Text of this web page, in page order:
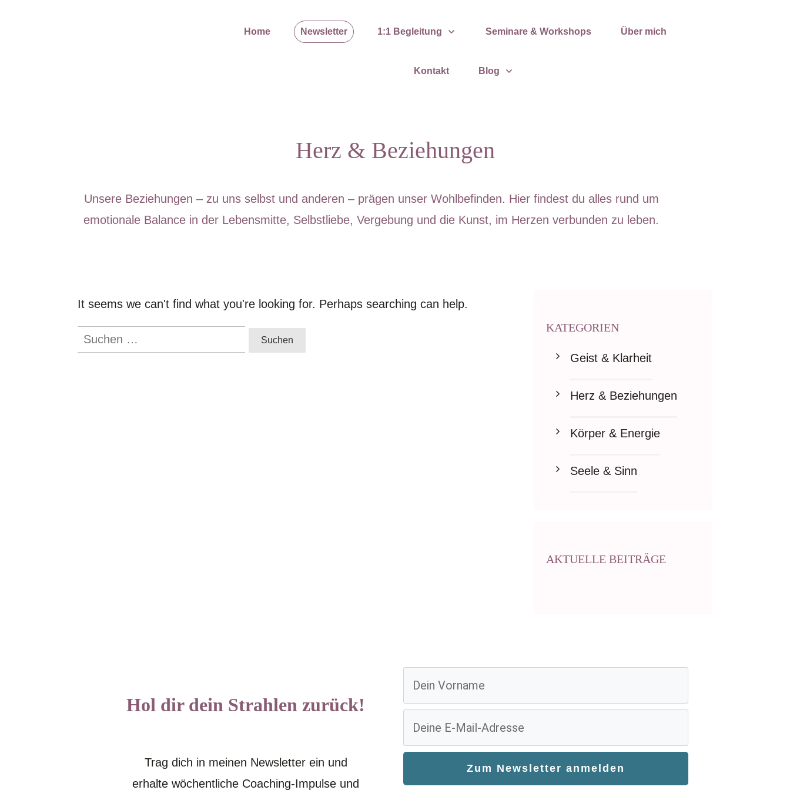
Home Newsletter 1:1 Begleitung Seminare & Workshops Über mich
Kontakt Blog
Herz & Beziehungen
Unsere Beziehungen – zu uns selbst und anderen – prägen unser Wohlbefinden. Hier findest du alles rund um
emotionale Balance in der Lebensmitte, Selbstliebe, Vergebung und die Kunst, im Herzen verbunden zu leben.
It seems we can't find what you're looking for. Perhaps searching can help.
Suchen
KATEGORIEN
Geist & Klarheit
Herz & Beziehungen
Körper & Energie
Seele & Sinn
AKTUELLE BEITRÄGE
Hol dir dein Strahlen zurück!
Trag dich in meinen Newsletter ein und
erhalte wöchentliche Coaching-Impulse und
Zu m Newsletter anmelden